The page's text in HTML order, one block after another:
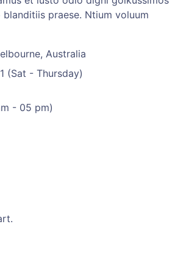
praese. Ntium voluum
Australia
(Sat - Thursday)
- 05 pm)